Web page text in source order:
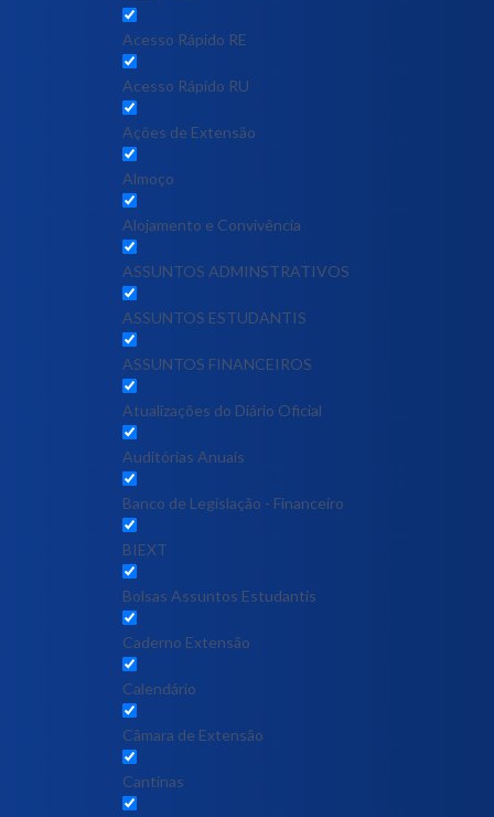
Acesso Rápido RE
Acesso Rápido RU
Ações de Extensão
Almoço
Alojamento e Convivência
ASSUNTOS ADMINSTRATIVOS
ASSUNTOS ESTUDANTIS
ASSUNTOS FINANCEIROS
Atualizações do Diário Oficial
Auditórias Anuais
Banco de Legislação - Financeiro
BIEXT
Bolsas Assuntos Estudantis
Caderno Extensão
Calendário
Câmara de Extensão
Cantinas